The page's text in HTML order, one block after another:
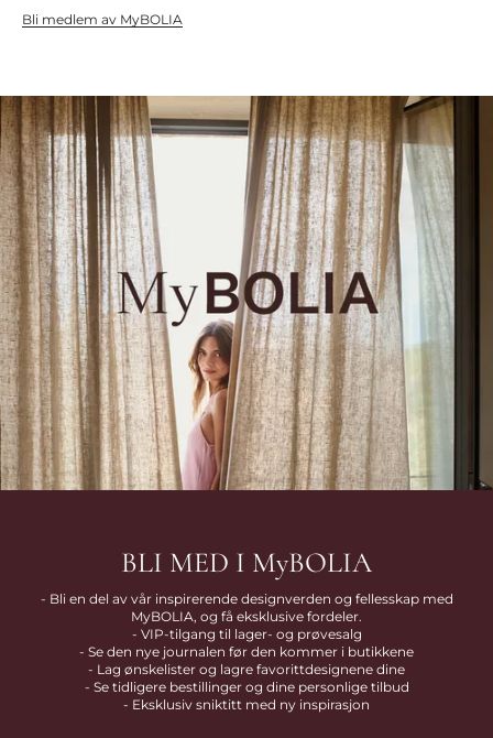
Bli medlem av MyBOLIA
BLI MED I MyBOLIA
- Bli en del av vår inspirerende designverden og fellesskap med
MyBOLIA, og få eksklusive fordeler.
- VIP-tilgang til lager- og prøvesalg
- Se den nye journalen før den kommer i butikkene
- Lag ønskelister og lagre favorittdesignene dine
- Se tidligere bestillinger og dine personlige tilbud
- Eksklusiv sniktitt med ny inspirasjon